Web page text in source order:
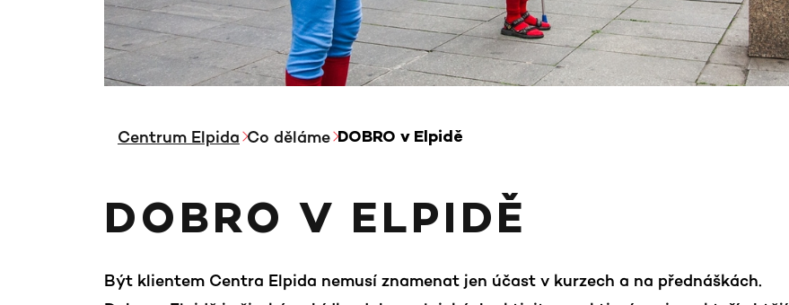
Centrum Elpida Co děláme DOBRO v Elpidě
DOBRO V ELPIDĚ
Být klientem Centra Elpida nemusí znamenat jen účast v kurzech a na přednáškách.